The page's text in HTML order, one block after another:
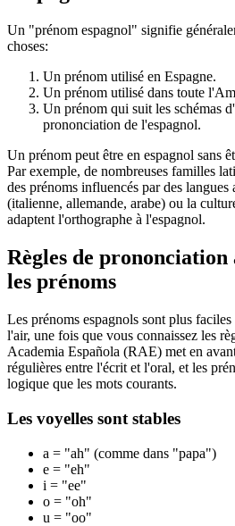
Un "prénom espagnol" signifie
choses:
Un prénom utilisé en Espagne.
Un prénom utilisé dans toute
Un prénom qui suit les schémas
prononciation de l'espagnol.
Un prénom peut être en espagnol sans
Par exemple, de nombreuses familles
des prénoms influencés par des
(italienne, allemande, arabe) ou la
adaptent l'orthographe à l'espagnol.
Règles de
les prénoms
Les prénoms espagnols sont plus
l'air, une fois que vous connaissez les
Academia Española (RAE) met en
régulières entre l'écrit et l'oral, et les
logique que les mots courants.
Les voyelles sont stables
a = "ah" (comme dans "papa")
e = "eh"
i = "ee"
o = "oh"
u = "oo"